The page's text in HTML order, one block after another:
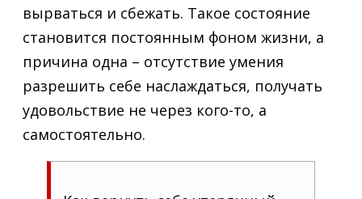
вырваться и сбежать. Такое состояние
становится постоянным фоном жизни, а
причина одна – отсутствие умения
разрешить себе наслаждаться, получать
удовольствие не через кого-то, а
самостоятельно.